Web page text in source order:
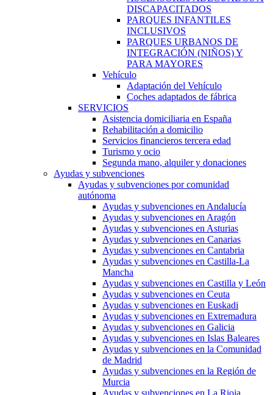
DISCAPACITADOS
PARQUES INFANTILES
INCLUSIVOS
PARQUES URBANOS DE
INTEGRACIÓN (NIÑOS) Y
PARA MAYORES
Vehículo
Adaptación del Vehículo
Coches adaptados de fábrica
SERVICIOS
Asistencia domiciliaria en España
Rehabilitación a domicilio
Servicios financieros tercera edad
Turismo y ocio
Segunda mano, alquiler y donaciones
Ayudas y subvenciones
Ayudas y subvenciones por comunidad
autónoma
Ayudas y subvenciones en Andalucía
Ayudas y subvenciones en Aragón
Ayudas y subvenciones en Asturias
Ayudas y subvenciones en Canarias
Ayudas y subvenciones en Cantabria
Ayudas y subvenciones en Castilla-La
Mancha
Ayudas y subvenciones en Castilla y León
Ayudas y subvenciones en Ceuta
Ayudas y subvenciones en Euskadi
Ayudas y subvenciones en Extremadura
Ayudas y subvenciones en Galicia
Ayudas y subvenciones en Islas Baleares
Ayudas y subvenciones en la Comunidad
de Madrid
Ayudas y subvenciones en la Región de
Murcia
Ayudas y subvenciones en La Rioja